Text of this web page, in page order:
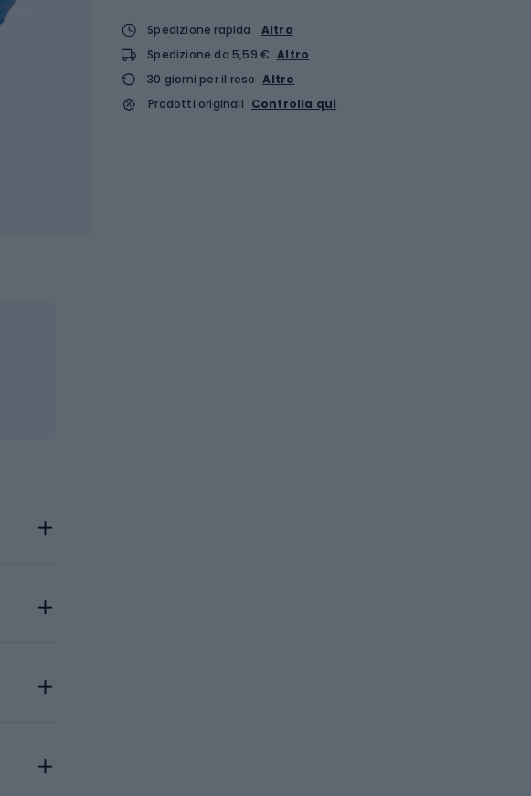
Spedizione rapida
Altro
Spedizione da 5,59 € Altro
30 giorni per il reso Altro
Prodotti originali Controlla qui